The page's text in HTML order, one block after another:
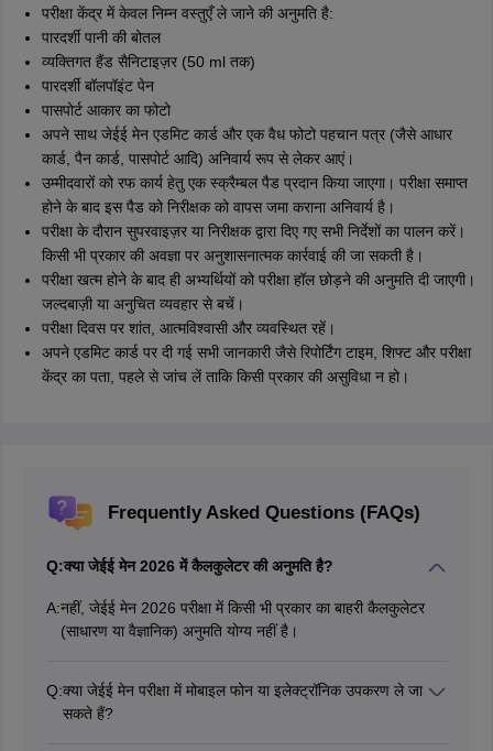
परीक्षा केंद्र में केवल निम्न वस्तुएँ ले जाने की अनुमति है:
पारदर्शी पानी की बोतल
व्यक्तिगत हैंड सैनिटाइज़र (50 ml तक)
पारदर्शी बॉलपॉइंट पेन
पासपोर्ट आकार का फोटो
अपने साथ जेईई मेन एडमिट कार्ड और एक वैध फोटो पहचान पत्र (जैसे आधार
कार्ड, पैन कार्ड, पासपोर्ट आदि) अनिवार्य रूप से लेकर आएं।
उम्मीदवारों को रफ कार्य हेतु एक स्क्रैम्बल पैड प्रदान किया जाएगा। परीक्षा समाप्त
होने के बाद इस पैड को निरीक्षक को वापस जमा कराना अनिवार्य है।
परीक्षा के दौरान सुपरवाइज़र या निरीक्षक द्वारा दिए गए सभी निर्देशों का पालन करें।
किसी भी प्रकार की अवज्ञा पर अनुशासनात्मक कार्रवाई की जा सकती है।
परीक्षा खत्म होने के बाद ही अभ्यर्थियों को परीक्षा हॉल छोड़ने की अनुमति दी जाएगी।
जल्दबाज़ी या अनुचित व्यवहार से बचें।
परीक्षा दिवस पर शांत, आत्मविश्वासी और व्यवस्थित रहें।
अपने एडमिट कार्ड पर दी गई सभी जानकारी जैसे रिपोर्टिंग टाइम, शिफ्ट और परीक्षा
केंद्र का पता, पहले से जांच लें ताकि किसी प्रकार की असुविधा न हो।
Frequently Asked Questions (FAQs)
Q:क्या जेईई मेन 2026 में कैलकुलेटर की अनुमति है?
A:नहीं, जेईई मेन 2026 परीक्षा में किसी भी प्रकार का बाहरी कैलकुलेटर
(साधारण या वैज्ञानिक) अनुमति योग्य नहीं है।
Q:क्या जेईई मेन परीक्षा में मोबाइल फोन या इलेक्ट्रॉनिक उपकरण ले जा
सकते हैं?